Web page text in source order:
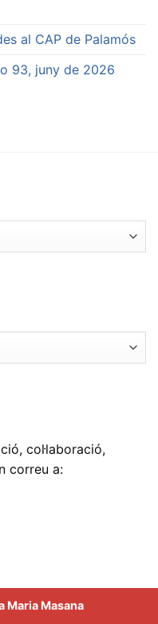
al CAP de Palamós
93, juny de 2026
col·laboració,
correu a:
Maria Masana